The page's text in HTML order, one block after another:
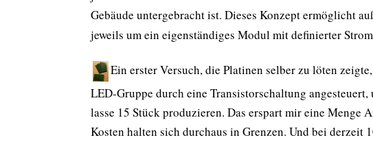
Gebäude untergebracht ist. Dieses Konzept ermöglicht
jeweils um ein eigenständiges Modul mit definierter
Ein erster Versuch, die Platinen selber zu löten
LED-Gruppe durch eine Transistorschaltung
lasse 15 Stück produzieren. Das erspart mir eine
Kosten halten sich durchaus in Grenzen. Und bei derzeit